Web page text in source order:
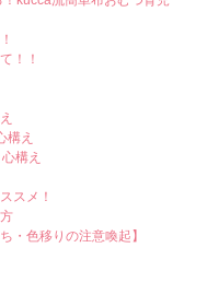
！！
構え
構え
スメ！
・色移りの注意喚起】